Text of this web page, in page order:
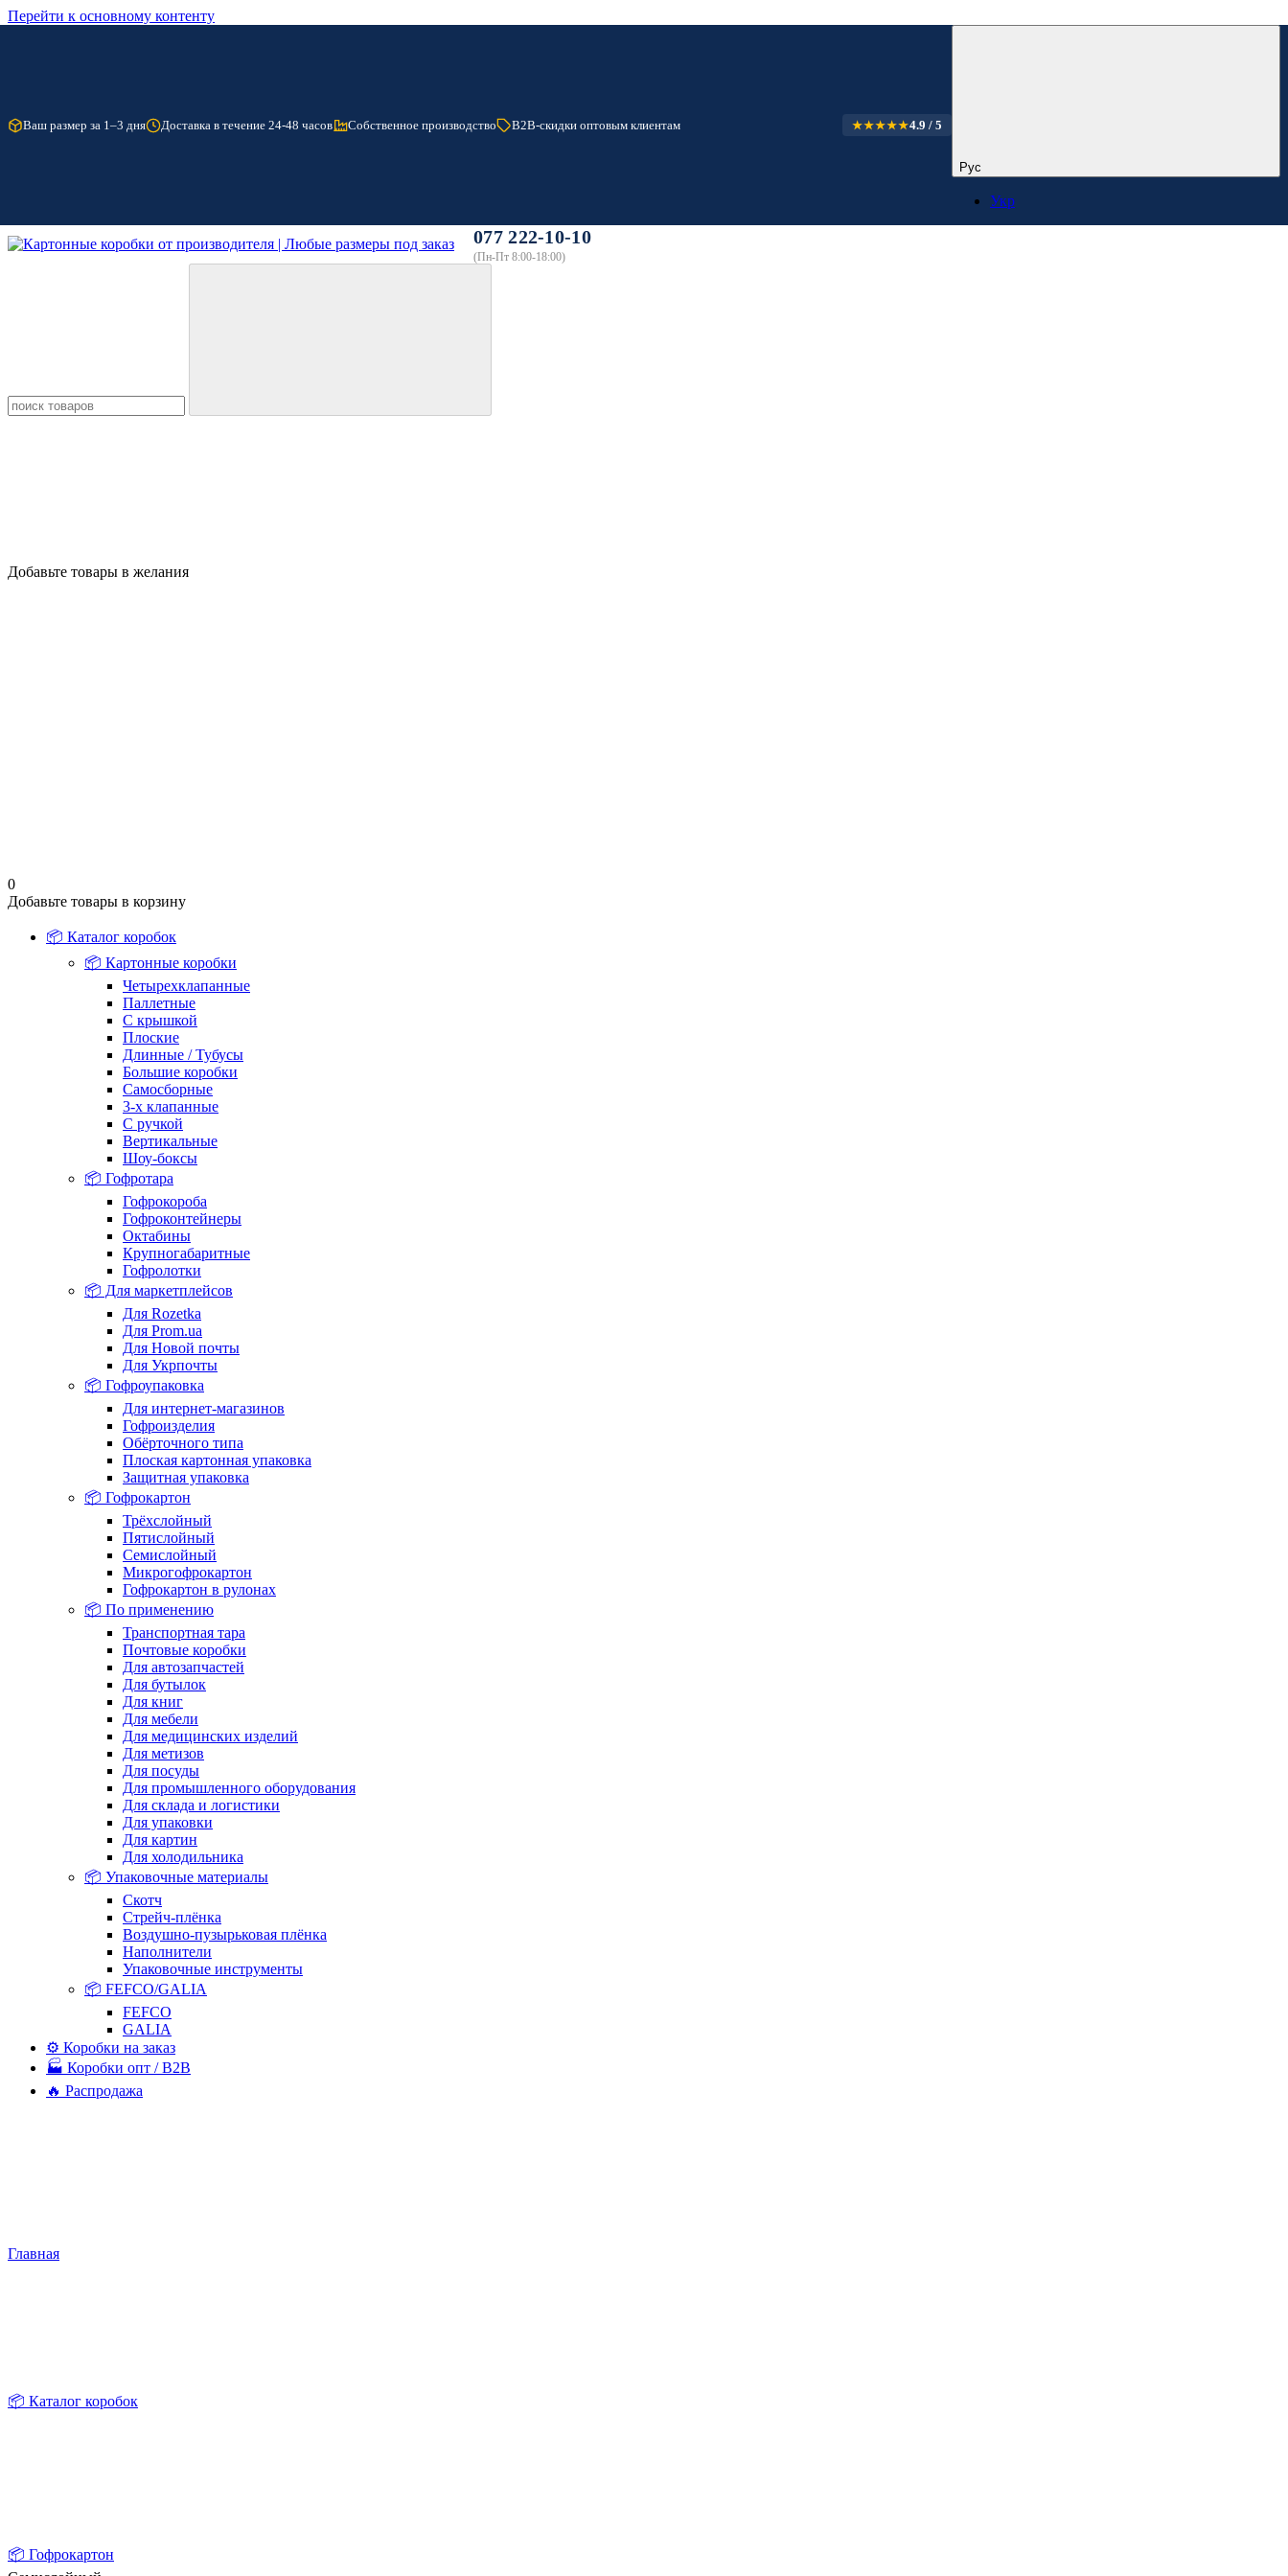
Перейти к основному контенту
Ваш размер за 1–3 дня Доставка в течение 24-48 часов Собственное производство B2B-скидки оптовым клиентам ★★★★★4.9 / 5
Рус
Укр
077 222-10-10
Добавьте товары в желания
0
Добавьте товары в корзину
📦 Каталог коробок
📦 Картонные коробки
Четырехклапанные
Паллетные
С крышкой
Плоские
Длинные / Тубусы
Большие коробки
Самосборные
3-х клапанные
С ручкой
Вертикальные
Шоу-боксы
📦 Гофротара
Гофрокороба
Гофроконтейнеры
Октабины
Крупногабаритные
Гофролотки
📦 Для маркетплейсов
Для Rozetka
Для Prom.ua
Для Новой почты
Для Укрпочты
📦 Гофроупаковка
Для интернет-магазинов
Гофроизделия
Обёрточного типа
Плоская картонная упаковка
Защитная упаковка
📦 Гофрокартон
Трёхслойный
Пятислойный
Семислойный
Микрогофрокартон
Гофрокартон в рулонах
📦 По применению
Транспортная тара
Почтовые коробки
Для автозапчастей
Для бутылок
Для книг
Для мебели
Для медицинских изделий
Для метизов
Для посуды
Для промышленного оборудования
Для склада и логистики
Для упаковки
Для картин
Для холодильника
📦 Упаковочные материалы
Скотч
Стрейч-плёнка
Воздушно-пузырьковая плёнка
Наполнители
Упаковочные инструменты
📦 FEFCO/GALIA
FEFCO
GALIA
⚙️ Коробки на заказ
🏭 Коробки опт / B2B
🔥 Распродажа
Главная
📦 Каталог коробок
📦 Гофрокартон